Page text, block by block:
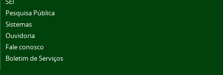
SEI
Pesquisa Pública
Sistemas
Ouvidoria
Fale conosco
Boletim de Serviços